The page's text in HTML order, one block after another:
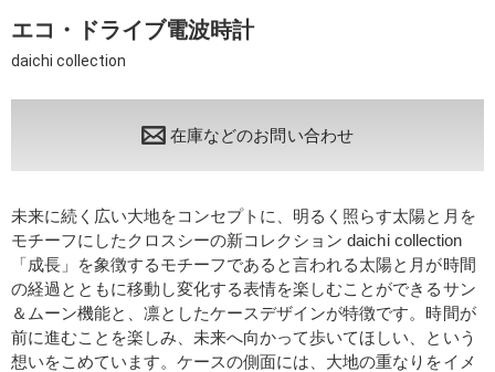
エコ・ドライブ電波時計
daichi collection
在庫などのお問い合わせ
未来に続く広い大地をコンセプトに、明るく照らす太陽と月を
モチーフにしたクロスシーの新コレクション daichi collection
「成長」を象徴するモチーフであると言われる太陽と月が時間
の経過とともに移動し変化する表情を楽しむことができるサン
＆ムーン機能と、凛としたケースデザインが特徴です。時間が
前に進むことを楽しみ、未来へ向かって歩いてほしい、という
想いをこめています。ケースの側面には、大地の重なりをイメ